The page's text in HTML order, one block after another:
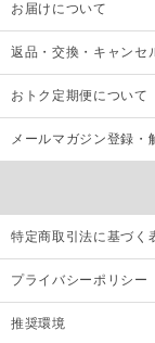
お届けについて
返品・交換・キャンセ
おトク定期便について
メールマガジン登録・
特定商取引法に基づく
プライバシーポリシー
推奨環境